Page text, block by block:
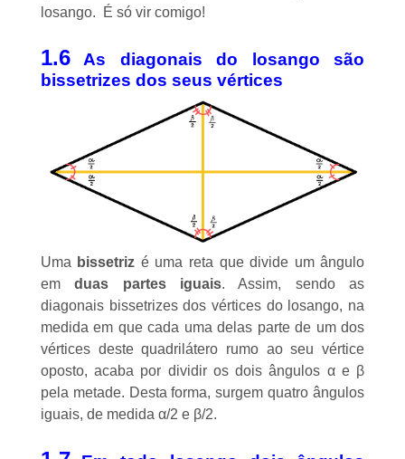
losango. É só vir comigo!
1.6As diagonais do losango são
bissetrizes dos seus vértices
Uma bissetriz é uma reta que divide um ângulo
emduas partes iguais. Assim, sendo as
diagonais bissetrizes dos vértices do losango, na
medida em que cada uma delas parte de um dos
vértices deste quadrilátero rumo ao seu vértice
oposto, acaba por dividir os dois ângulos α e β
pela metade. Desta forma, surgem quatro ângulos
iguais, de medida α/2 e β/2.